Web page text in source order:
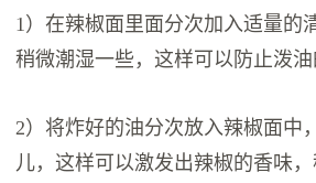
1）在辣椒面里面分次加入适量的
稍微潮湿一些，这样可以防止泼
2）将炸好的油分次放入辣椒面中
儿，这样可以激发出辣椒的香味